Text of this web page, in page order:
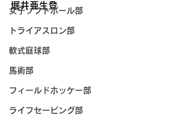
女子ソフトボール部
トライアスロン部
軟式庭球部
馬術部
フィールドホッケー部
ライフセービング部
堀井亜生登